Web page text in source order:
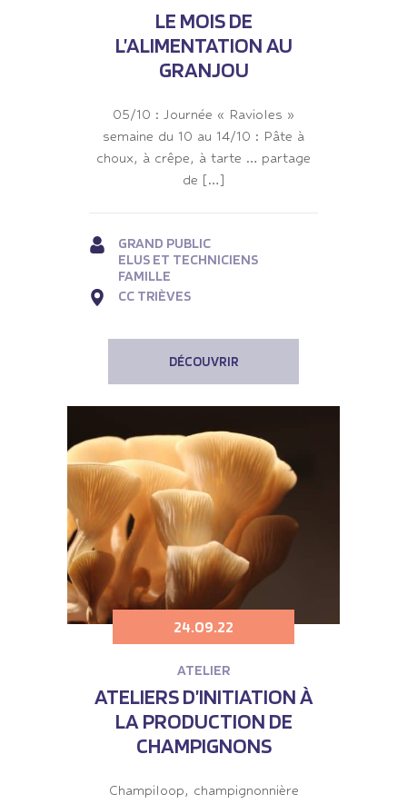
LE MOIS DE
L’ALIMENTATION AU
GRANJOU
05/10 : Journée « Ravioles »
semaine du 10 au 14/10 : Pâte à
choux, à crêpe, à tarte … partage
de […]
GRAND PUBLIC
ELUS ET TECHNICIENS
FAMILLE
CC TRIÈVES
DÉCOUVRIR
24.09.22
ATELIER
ATELIERS D’INITIATION À
LA PRODUCTION DE
CHAMPIGNONS
Champiloop, champignonnière